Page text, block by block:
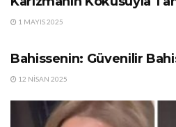
1 MAYIS 2025
Bahissenin: Güvenilir
12 NISAN 2025